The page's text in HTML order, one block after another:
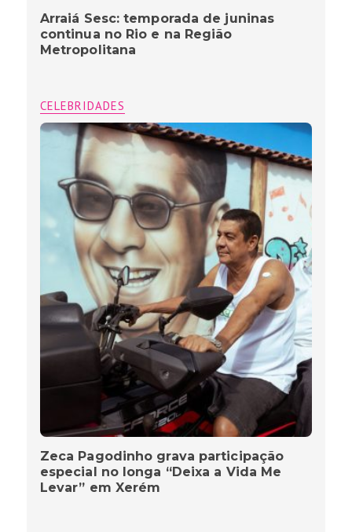
Arraiá Sesc: temporada de juninas
continua no Rio e na Região
Metropolitana
CELEBRIDADES
Zeca Pagodinho grava participação
especial no longa “Deixa a Vida Me
Levar” em Xerém